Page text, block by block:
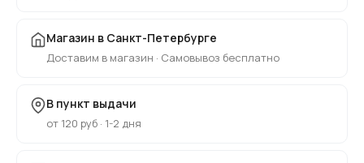
Магазин в Санкт-Петербурге
Доставим в магазин · Самовывоз бесплатно
В пункт выдачи
от 120 руб · 1-2 дня